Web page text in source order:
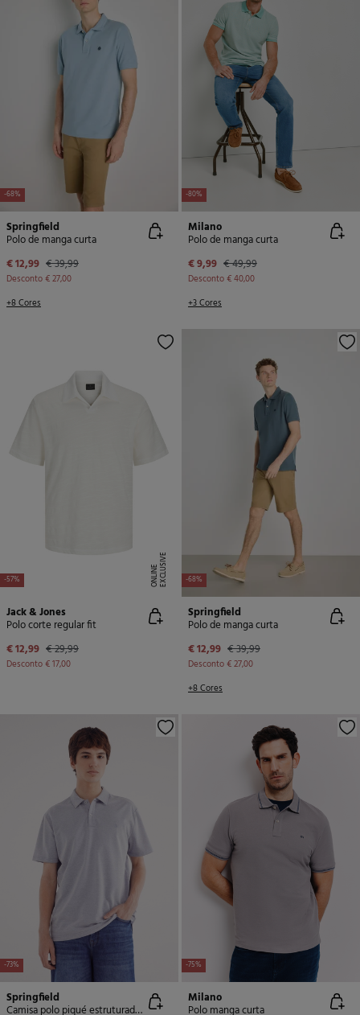
-68%
Springfield
Polo de manga curta
€ 12,99 € 39,99
Desconto€ 27,00
+8 Cores
-80%
Milano
Polo de manga curta
€ 9,99 € 49,99
Desconto€ 40,00
+3 Cores
-57% E
X
C
L
U
SI
V
E
O
N
LI
N
E
Jack & Jones
Polo corte regular fit
€ 12,99 € 29,99
Desconto€ 17,00
-68%
Springfield
Polo de manga curta
€ 12,99 € 39,99
Desconto€ 27,00
+8 Cores
-73%
Springfield
Camisa polo piqué estruturada bicolor de corte regular fit
-75%
Milano
Polo manga curta